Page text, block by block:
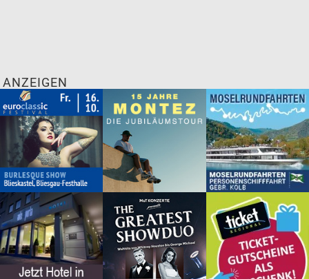
ANZEIGEN